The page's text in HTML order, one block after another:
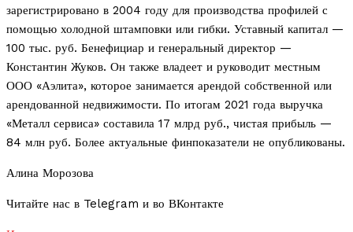
зарегистрировано в 2004 году для производства профилей с
помощью холодной штамповки или гибки. Уставный капитал —
100 тыс. руб. Бенефициар и генеральный директор —
Константин Жуков. Он также владеет и руководит местным
ООО «Аэлита», которое занимается арендой собственной или
арендованной недвижимости. По итогам 2021 года выручка
«Металл сервиса» составила 17 млрд руб., чистая прибыль —
84 млн руб. Более актуальные финпоказатели не опубликованы.
Алина Морозова
Читайте нас в Telegram и во ВКонтакте